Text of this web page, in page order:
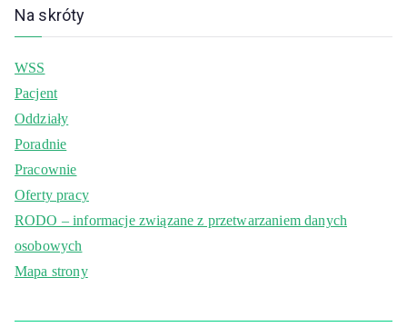
Na skróty
WSS
Pacjent
Oddziały
Poradnie
Pracownie
Oferty pracy
RODO – informacje związane z przetwarzaniem danych
osobowych
Mapa strony